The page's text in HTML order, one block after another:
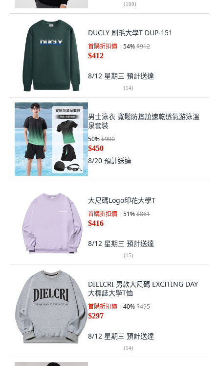
(100)
DUCLY 刷毛大學T DUP-151
首購折扣價 54%$912
$412
8/12 星期三 預計送達
(14)
男士泳衣 寬鬆防尷尬速乾透氣游泳溫
泉套裝
50%$900
$450
8/20 預計送達
大尺碼Logo印花大學T
首購折扣價 51%$861
$416
8/12 星期三 預計送達
(15)
DIELCRI 男款大尺碼 EXCITING DAY
大標誌大學T恤
首購折扣價 40%$495
$297
8/12 星期三 預計送達
(14)